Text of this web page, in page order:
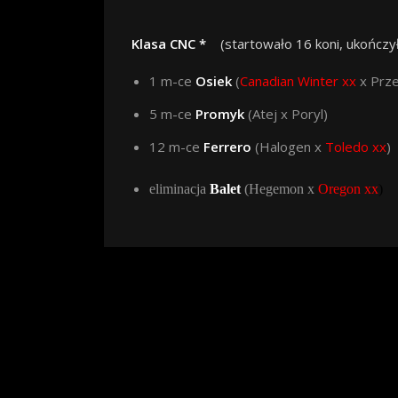
Klasa CNC * (startowało 16 koni,
1 m-ce Osiek (Canadian Winter xx x
5 m-ce Promyk (Atej x Poryl)
12 m-ce Ferrero (Halogen x Toledo xx)
eliminacja Balet (Hegemon x Oregon xx